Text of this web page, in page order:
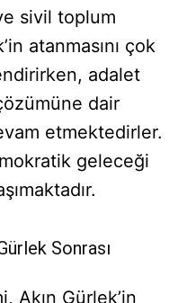
sivil toplum
atanmasını çok
adalet
dair
etmektedirler.
geleceği
Sonrası
Akın Gürlek’in